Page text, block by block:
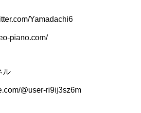
Yamadachi6
piano.com/
ル
@user-ri9ij3sz6m